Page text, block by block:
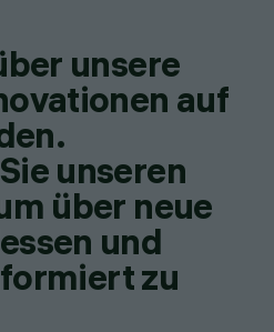
unsere
auf
unseren
über neue
und
zu